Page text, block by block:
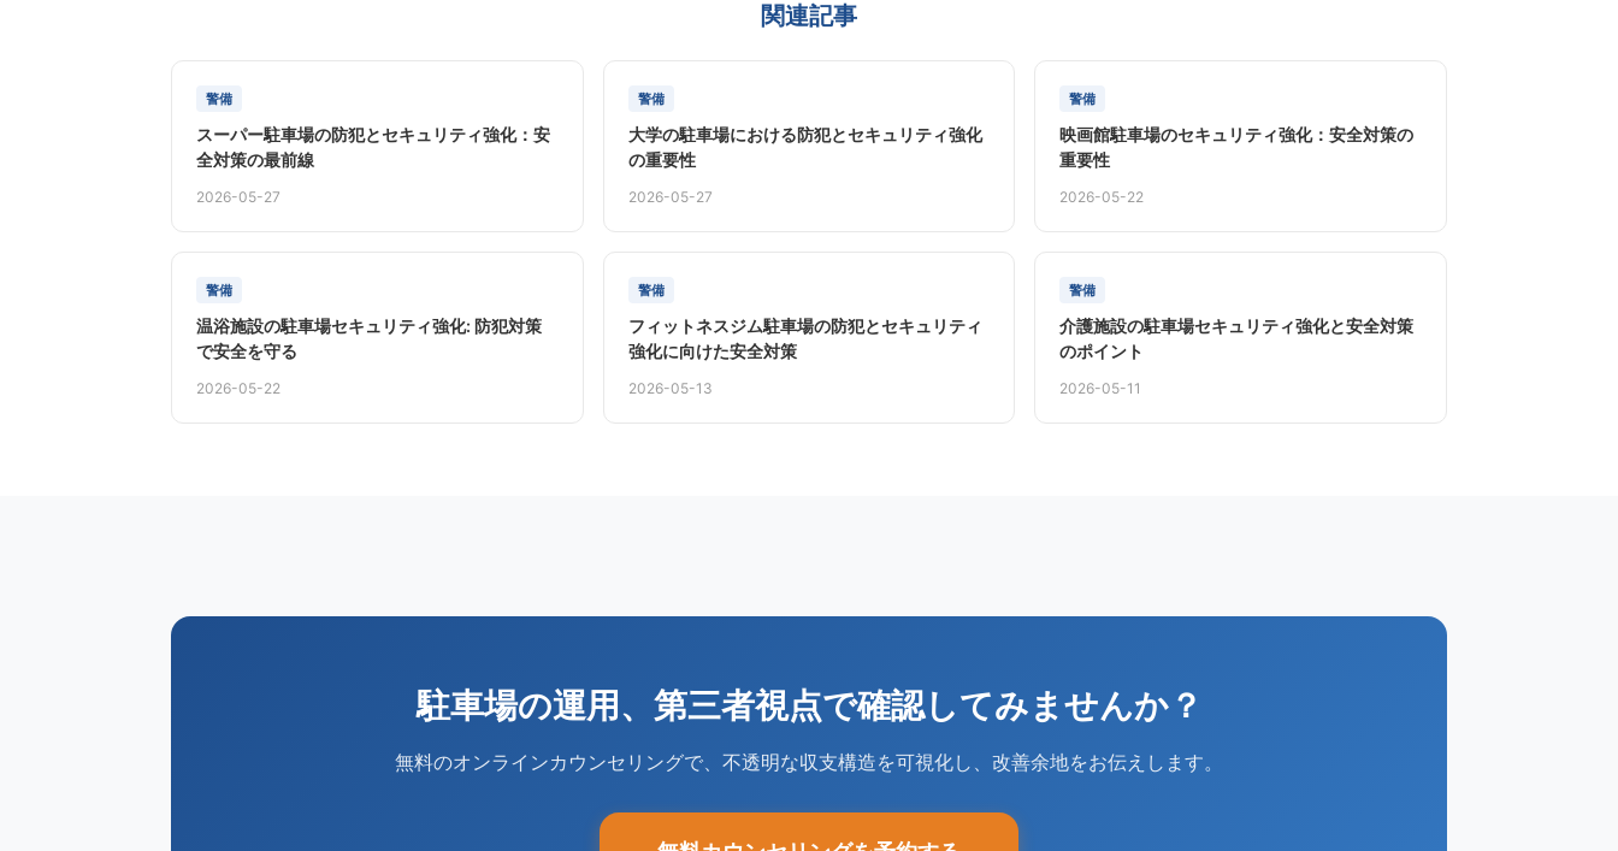
関連記事
警備
スーパー駐車場の防犯とセキュリティ強化：安
全対策の最前線
2026-05-27
警備
大学の駐車場における防犯とセキュリティ強化
の重要性
2026-05-27
警備
映画館駐車場のセキュリティ強化：安全対策の
重要性
2026-05-22
警備
温浴施設の駐車場セキュリティ強化: 防犯対策
で安全を守る
2026-05-22
警備
フィットネスジム駐車場の防犯とセキュリティ
強化に向けた安全対策
2026-05-13
警備
介護施設の駐車場セキュリティ強化と安全対策
のポイント
2026-05-11
駐車場の運用、第三者視点で確認してみませんか？
無料のオンラインカウンセリングで、不透明な収支構造を可視化し、改善余地をお伝えします。